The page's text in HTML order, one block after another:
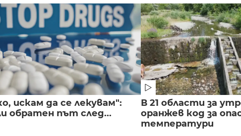
искам да се лекувам":
обратен път след...
В 21 области за
оранжев код за
температури